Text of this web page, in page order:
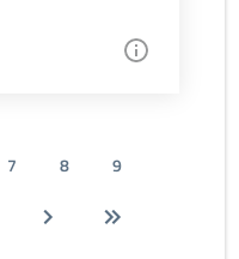
7 8
9